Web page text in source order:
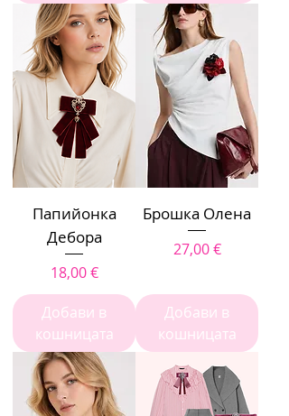
Папийонка
Дебора
Цена
18,00 €
Добави в
кошницата
Брошка Олена
Цена
27,00 €
Добави в
кошницата